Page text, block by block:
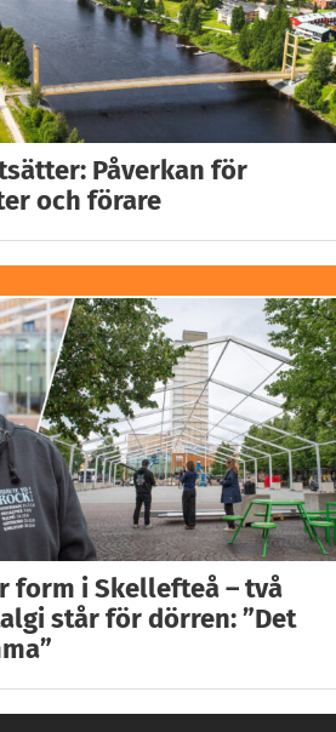
Påverkan för
och förare
form i Skellefteå – två
står för dörren: ”Det